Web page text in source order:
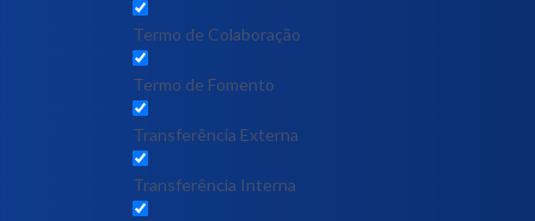
Termo de Colaboração
Termo de Fomento
Transferência Externa
Transferência Interna